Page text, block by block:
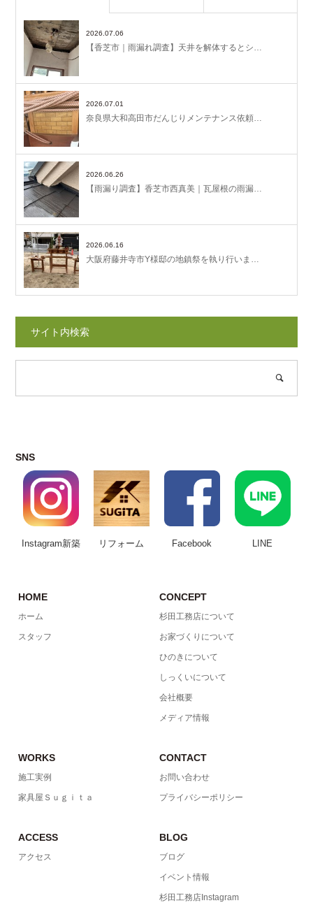
2026.07.06
【香芝市｜雨漏れ調査】天井を解体するとシ…
2026.07.01
奈良県大和高田市だんじりメンテナンス依頼…
2026.06.26
【雨漏り調査】香芝市西真美｜瓦屋根の雨漏…
2026.06.16
大阪府藤井寺市Y様邸の地鎮祭を執り行いま…
サイト内検索
SNS
Instagram新築 リフォーム Facebook LINE
HOME
ホーム
スタッフ
CONCEPT
杉田工務店について
お家づくりについて
ひのきについて
しっくいについて
会社概要
メディア情報
WORKS
施工実例
家具屋Ｓｕｇｉｔａ
CONTACT
お問い合わせ
プライバシーポリシー
ACCESS
アクセス
BLOG
ブログ
イベント情報
杉田工務店Instagram